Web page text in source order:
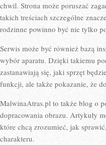
chwil. Strona może poruszać
takich treściach szczególne
rodzinne powinno być nie tylko
Serwis może być również bazą
wybór aparatu. Dzięki takiemu
zastanawiają się, jaki sprzęt
funkcji, ale także pokazanie, że
MalwinaAtras.pl to także blog o
dopracowania obrazu. Artykuły
które chcą zrozumieć, jak
charakteru.